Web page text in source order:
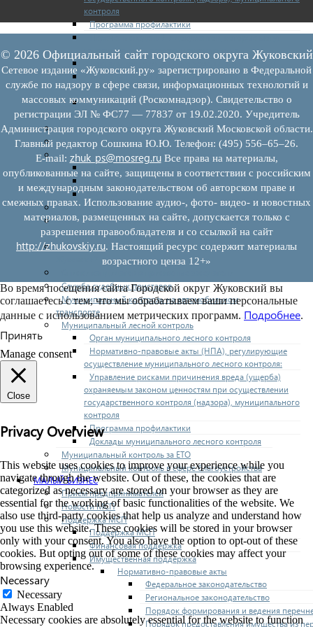
контроля
Программа профилактики
Перечень сведений и документов, которые могут
запрашиваться у контролируемого лица
Доклады муниципального земельного контроля
Проекты нормативно-правовых актов отдела
земельного контроля
Иные сведения о работе отдела земельного
контроля
Бюджет для граждан
Росреестр
Муниципальный финансовый контроль
Нормативные документы
План работ
Отчеты
Муниципальный жилищный контроль
Реестр земельных участков с неоформленными
объектами недвижимого имущества
Перечень объектов недвижимого имущества г.о.
Служба судебных приставов
Муниципальный контроль на автомобильном
транспорте
Муниципальный лесной контроль
Орган муниципального лесного контроля
Нормативно-правовые акты (НПА), регулирующие
осуществление муниципального лесного контроля:
Управление рисками причинения вреда (ущерба)
охраняемым законом ценностям при осуществлении
государственного контроля (надзора), муниципального
контроля
Программа профилактики
Доклады муниципального лесного контроля
Муниципальный контроль за ЕТО
Муниципальный контроль в сфере благоустройства
МАЛЫЙ БИЗНЕС
Прием предпринимателей
Новости МСП
Поддержка МСП
Поддержка МСП
Финансовая поддержка
Имущественная поддержка
Нормативно-правовые акты
Федеральное законодательство
Региональное законодательство
Порядок формирования и ведения
Порядок предоставления имущества из
© 2026 Официальный сайт городского округа Жуковский
Сетевое издание «Жуковский.ру» зарегистрировано в Федеральной
службе по надзору в сфере связи, информационных технологий и
массовых коммуникаций (Роскомнадзор). Свидетельство о
регистрации ЭЛ № ФС77 — 77837 от 19.02.2020. Учредитель
Администрация городского округа Жуковский Московской области.
Главный редактор Сошкина Ю.Ю. Телефон: (495) 556–65–26.
E‑mail: zhuk_ps@mosreg.ruВсе права на материалы,
опубликованные на сайте, защищены в соответствии с российским
и международным законодательством об авторском праве и
смежных правах. Использование аудио-, фото- видео- и новостных
материалов, размещенных на сайте, допускается только с
разрешения правообладателя и со ссылкой на сайт
http://zhukovskiy.ru. Настоящий ресурс содержит материалы
возрастного ценза 12+»
Во время посещения сайта Городской округ Жуковский вы
соглашаетесь с тем, что мы обрабатываем ваши персональные
данные с использованием метрических программ. Подробнее.
Принять
Manage consent
Close
Privacy Overview
This website uses cookies to improve your experience while you
navigate through the website. Out of these, the cookies that are
categorized as necessary are stored on your browser as they are
essential for the working of basic functionalities of the website. We
also use third-party cookies that help us analyze and understand how
you use this website. These cookies will be stored in your browser
only with your consent. You also have the option to opt-out of these
cookies. But opting out of some of these cookies may affect your
browsing experience.
Necessary
Necessary
Always Enabled
Necessary cookies are absolutely essential for the website to function